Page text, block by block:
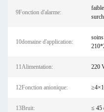
9Fonction d'alarme:
10domaine d'application:
11Alimentation: 220
12Fonction anionique:
13Bruit: ≤ 45